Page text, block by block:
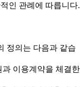
인 관례에 따릅니다.
정의는 다음과 같습
이용계약을 체결한